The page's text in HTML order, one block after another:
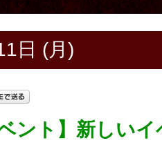
日 (月)
ント】新しいイ